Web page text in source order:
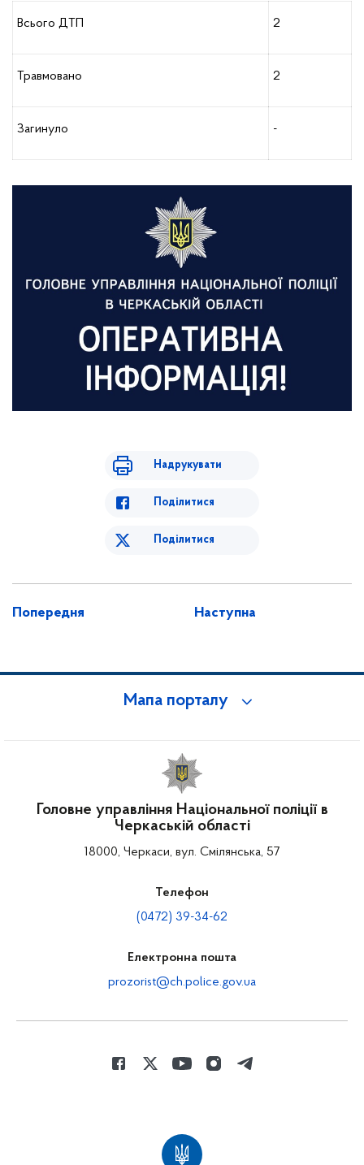
Всього ДТП 2
Травмовано 2
Загинуло -
Надрукувати
Поділитися
Поділитися
Попередня Наступна
Мапа порталу
Головне управління Національної поліції в
Черкаській області
18000, Черкаси, вул. Смілянська, 57
Телефон
(0472) 39-34-62
Електронна пошта
prozorist@ch.police.gov.ua